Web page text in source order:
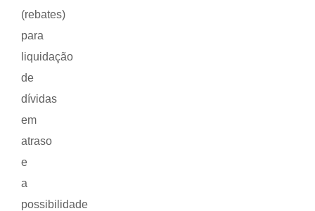
(rebates)
para
liquidação
de
dívidas
em
atraso
e
a
possibilidade